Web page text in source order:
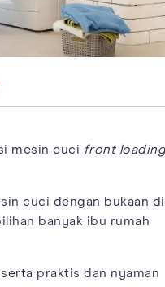
mesin cuci front loading
cuci dengan bukaan di
banyak ibu rumah
praktis dan nyaman